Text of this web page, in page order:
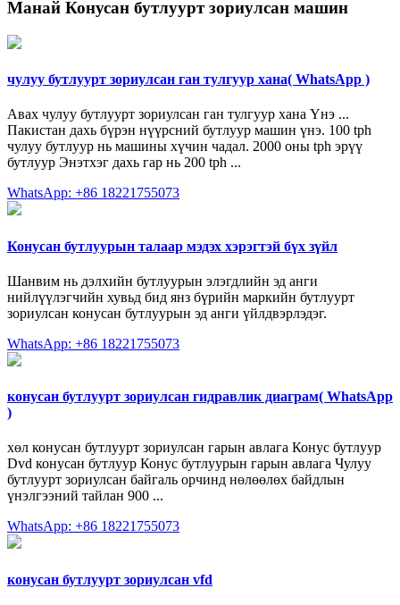
Манай Конусан бутлуурт зориулсан машин
чулуу бутлуурт зориулсан ган тулгуур хана( WhatsApp )
Авах чулуу бутлуурт зориулсан ган тулгуур хана Үнэ ...
Пакистан дахь бүрэн нүүрсний бутлуур машин үнэ. 100 tph
чулуу бутлуур нь машины хүчин чадал. 2000 оны tph эрүү
бутлуур Энэтхэг дахь гар нь 200 tph ...
WhatsApp: +86 18221755073
Конусан бутлуурын талаар мэдэх хэрэгтэй бүх зүйл
Шанвим нь дэлхийн бутлуурын элэгдлийн эд анги
нийлүүлэгчийн хувьд бид янз бүрийн маркийн бутлуурт
зориулсан конусан бутлуурын эд анги үйлдвэрлэдэг.
WhatsApp: +86 18221755073
конусан бутлуурт зориулсан гидравлик диаграм( WhatsApp
)
хөл конусан бутлуурт зориулсан гарын авлага Конус бутлуур
Dvd конусан бутлуур Конус бутлуурын гарын авлага Чулуу
бутлуурт зориулсан байгаль орчинд нөлөөлөх байдлын
үнэлгээний тайлан 900 ...
WhatsApp: +86 18221755073
конусан бутлуурт зориулсан vfd